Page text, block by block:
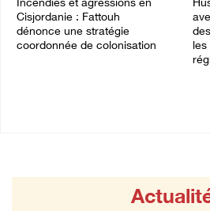
Incendies et agressions en
Cisjordanie : Fattouh
dénonce une stratégie
coordonnée de colonisation